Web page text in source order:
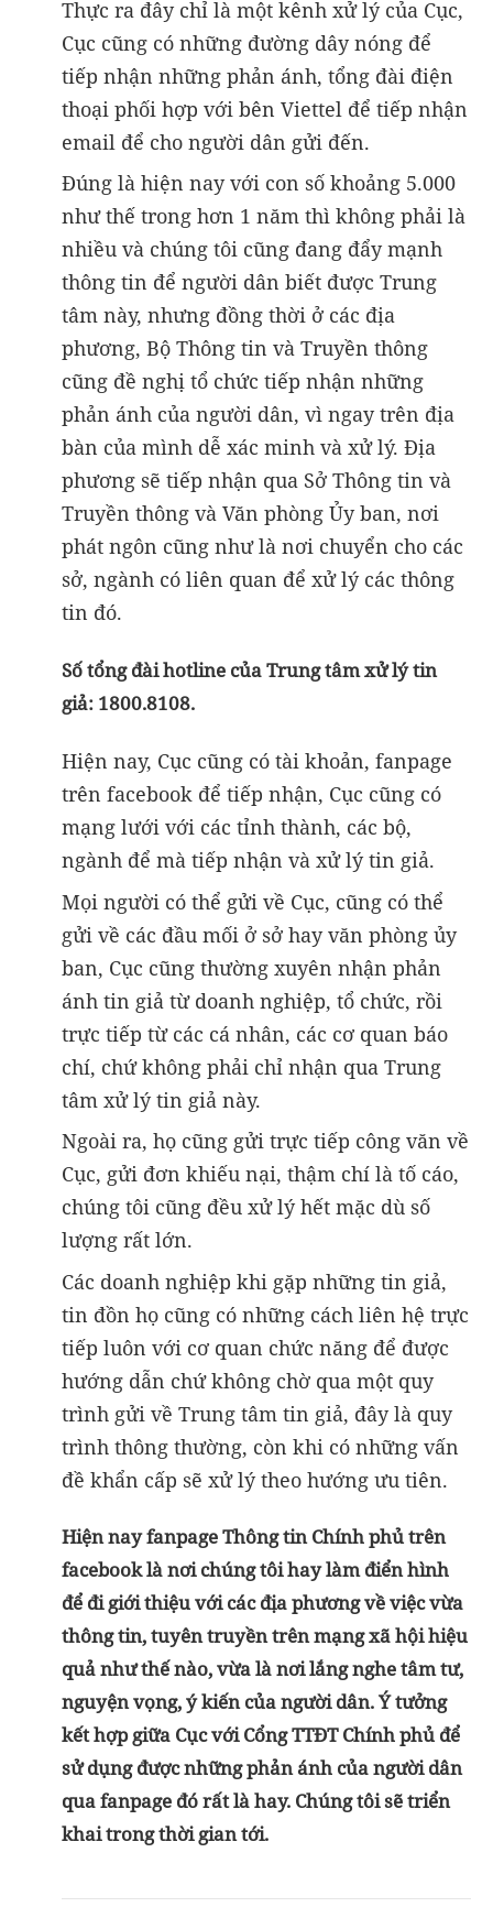
Thực ra đây chỉ là một kênh xử lý của Cục,
Cục cũng có những đường dây nóng để
tiếp nhận những phản ánh, tổng đài điện
thoại phối hợp với bên Viettel để tiếp nhận
email để cho người dân gửi đến.
Đúng là hiện nay với con số khoảng 5.000
như thế trong hơn 1 năm thì không phải là
nhiều và chúng tôi cũng đang đẩy mạnh
thông tin để người dân biết được Trung
tâm này, nhưng đồng thời ở các địa
phương, Bộ Thông tin và Truyền thông
cũng đề nghị tổ chức tiếp nhận những
phản ánh của người dân, vì ngay trên địa
bàn của mình dễ xác minh và xử lý. Địa
phương sẽ tiếp nhận qua Sở Thông tin và
Truyền thông và Văn phòng Ủy ban, nơi
phát ngôn cũng như là nơi chuyển cho các
sở, ngành có liên quan để xử lý các thông
tin đó.
Số tổng đài hotline của Trung tâm xử lý tin
giả: 1800.8108.
Hiện nay, Cục cũng có tài khoản, fanpage
trên facebook để tiếp nhận, Cục cũng có
mạng lưới với các tỉnh thành, các bộ,
ngành để mà tiếp nhận và xử lý tin giả.
Mọi người có thể gửi về Cục, cũng có thể
gửi về các đầu mối ở sở hay văn phòng ủy
ban, Cục cũng thường xuyên nhận phản
ánh tin giả từ doanh nghiệp, tổ chức, rồi
trực tiếp từ các cá nhân, các cơ quan báo
chí, chứ không phải chỉ nhận qua Trung
tâm xử lý tin giả này.
Ngoài ra, họ cũng gửi trực tiếp công văn về
Cục, gửi đơn khiếu nại, thậm chí là tố cáo,
chúng tôi cũng đều xử lý hết mặc dù số
lượng rất lớn.
Các doanh nghiệp khi gặp những tin giả,
tin đồn họ cũng có những cách liên hệ trực
tiếp luôn với cơ quan chức năng để được
hướng dẫn chứ không chờ qua một quy
trình gửi về Trung tâm tin giả, đây là quy
trình thông thường, còn khi có những vấn
đề khẩn cấp sẽ xử lý theo hướng ưu tiên.
Hiện nay fanpage Thông tin Chính phủ trên
facebook là nơi chúng tôi hay làm điển hình
để đi giới thiệu với các địa phương về việc vừa
thông tin, tuyên truyền trên mạng xã hội hiệu
quả như thế nào, vừa là nơi lắng nghe tâm tư,
nguyện vọng, ý kiến của người dân. Ý tưởng
kết hợp giữa Cục với Cổng TTĐT Chính phủ để
sử dụng được những phản ánh của người dân
qua fanpage đó rất là hay. Chúng tôi sẽ triển
khai trong thời gian tới.